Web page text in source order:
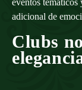
eventos
adicional de
Clubs